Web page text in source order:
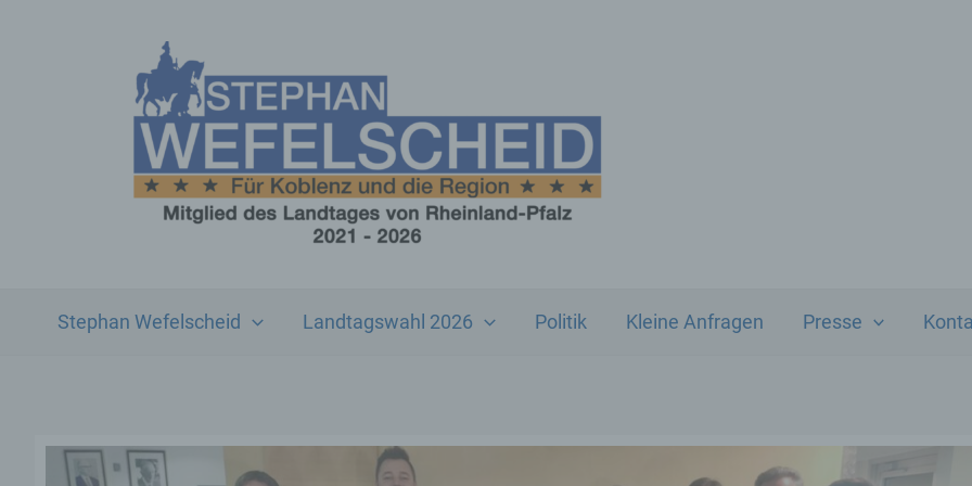
Stephan Wefelscheid Landtagswahl 2026 Politik Kleine Anfragen Presse